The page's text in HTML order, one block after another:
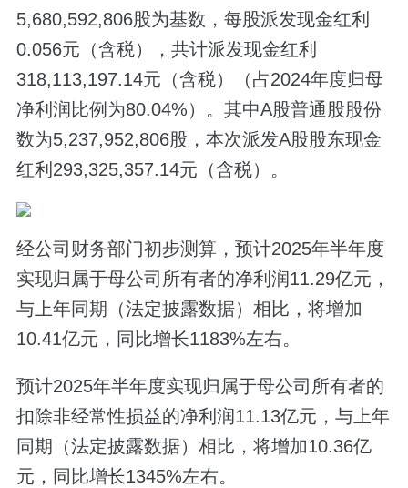
5,680,592,806股为基数，每股派发现金红利
0.056元（含税），共计派发现金红利
318,113,197.14元（含税）（占2024年度归母
净利润比例为80.04%）。其中A股普通股股份
数为5,237,952,806股，本次派发A股股东现金
红利293,325,357.14元（含税）。
经公司财务部门初步测算，预计2025年半年度
实现归属于母公司所有者的净利润11.29亿元，
与上年同期（法定披露数据）相比，将增加
10.41亿元，同比增长1183%左右。
预计2025年半年度实现归属于母公司所有者的
扣除非经常性损益的净利润11.13亿元，与上年
同期（法定披露数据）相比，将增加10.36亿
元，同比增长1345%左右。